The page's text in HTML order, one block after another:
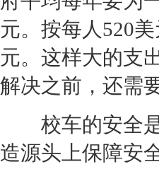
元。按每人 520
元。这样大的支
解决之前，还需
校车的安全是
造源头上保障安